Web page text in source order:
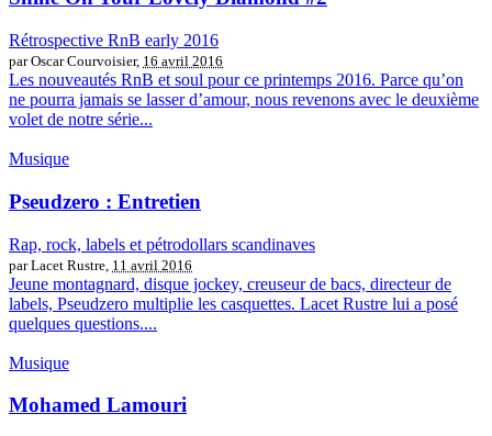
Rétrospective RnB early 2016
par Oscar Courvoisier, 16 avril 2016
Les nouveautés RnB et soul pour ce printemps 2016. Parce qu’on
ne pourra jamais se lasser d’amour, nous revenons avec le deuxième
volet de notre série...
Musique
Pseudzero : Entretien
Rap, rock, labels et pétrodollars scandinaves
par Lacet Rustre, 11 avril 2016
Jeune montagnard, disque jockey, creuseur de bacs, directeur de
labels, Pseudzero multiplie les casquettes. Lacet Rustre lui a posé
quelques questions....
Musique
Mohamed Lamouri